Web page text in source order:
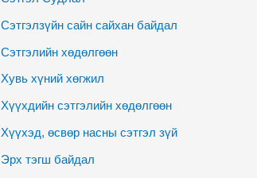
Сэтгэлзүйн сайн сайхан байдал
Сэтгэлийн хөдөлгөөн
Хувь хүний хөгжил
Хүүхдийн сэтгэлийн хөдөлгөөн
Хүүхэд, өсвөр насны сэтгэл зүй
Эрх тэгш байдал